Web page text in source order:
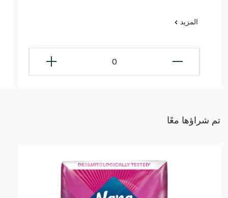
المزيد
0
تم شراؤها معًا